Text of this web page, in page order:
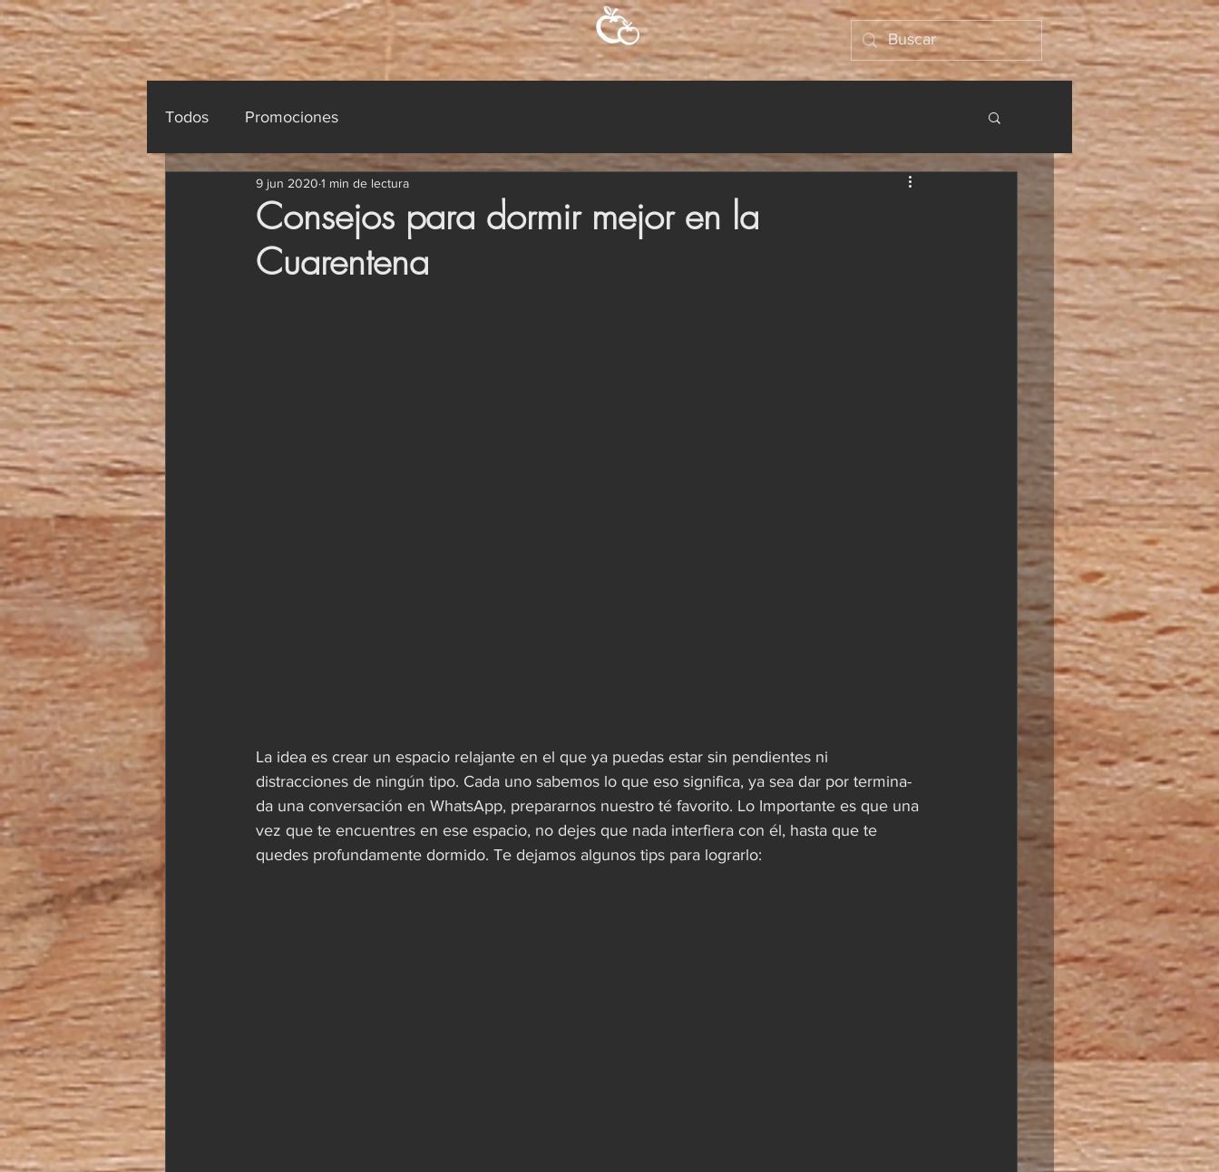
Todos Promociones
Consejos para dormir mejor en la
Cuarentena
9 jun 2020 1 min de lectura
La idea es crear un espacio relajante en el que ya puedas estar sin pendientes ni
distracciones de ningún tipo. Cada uno sabemos lo que eso significa, ya sea dar por termina-
da una conversación en WhatsApp, prepararnos nuestro té favorito. Lo Importante es que una
vez que te encuentres en ese espacio, no dejes que nada interfiera con él, hasta que te
quedes profundamente dormido. Te dejamos algunos tips para lograrlo: